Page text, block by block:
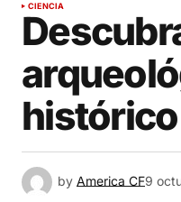
CIENCIA
by America CF9